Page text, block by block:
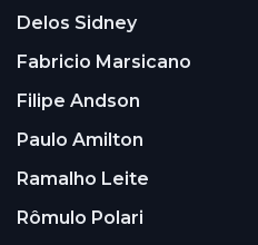
Delos Sidney
Fabricio Marsicano
Filipe Andson
Paulo Amilton
Ramalho Leite
Rômulo Polari